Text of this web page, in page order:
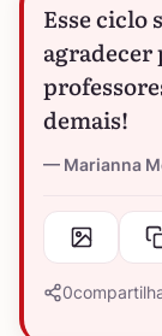
Esse ciclo
demais!
Marianna
0